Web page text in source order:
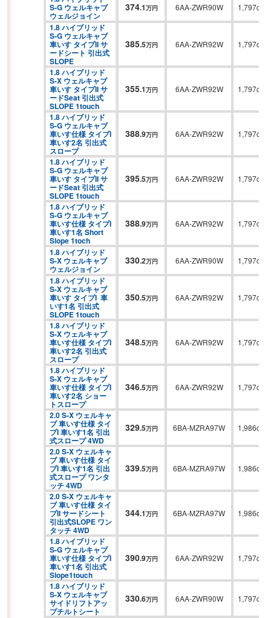
S-G ウェルキャブ
ウェルジョイン
374.1万円 6AA-ZWR90W 1,797cc
1.8 ハイブリッド
S-G ウェルキャブ
車いす タイプII サ
ードシート 引出式
SLOPE
385.5万円 6AA-ZWR92W 1,797cc
1.8 ハイブリッド
S-X ウェルキャブ
車いす タイプII サ
ードSeat 引出式
SLOPE 1touch
355.1万円 6AA-ZWR92W 1,797cc
1.8 ハイブリッド
S-G ウェルキャブ
車いす仕様 タイプI
車いす2名 引出式
スロープ
388.9万円 6AA-ZWR92W 1,797cc
1.8 ハイブリッド
S-G ウェルキャブ
車いす タイプII サ
ードSeat 引出式
SLOPE 1touch
395.5万円 6AA-ZWR92W 1,797cc
1.8 ハイブリッド
S-G ウェルキャブ
車いす仕様 タイプI
車いす1名 Short
Slope 1toch
388.9万円 6AA-ZWR92W 1,797cc
1.8 ハイブリッド
S-X ウェルキャブ
ウェルジョイン
330.2万円 6AA-ZWR90W 1,797cc
1.8 ハイブリッド
S-X ウェルキャブ
車いす タイプI  車
いす1名 引出式
SLOPE 1touch
350.5万円 6AA-ZWR92W 1,797cc
1.8 ハイブリッド
S-X ウェルキャブ
車いす仕様 タイプI
車いす2名 引出式
スロープ
348.5万円 6AA-ZWR92W 1,797cc
1.8 ハイブリッド
S-X ウェルキャブ
車いす仕様 タイプI
車いす2名 ショー
トスロープ
346.5万円 6AA-ZWR92W 1,797cc
2.0 S-X ウェルキャ
ブ 車いす仕様 タイ
プI 車いす1名 引出
式スロープ 4WD
329.5万円 6BA-MZRA97W 1,986cc
2.0 S-X ウェルキャ
ブ 車いす仕様 タイ
プI 車いす1名 引出
式スロープ ワンタ
ッチ 4WD
339.5万円 6BA-MZRA97W 1,986cc
2.0 S-X ウェルキャ
ブ 車いす仕様 タイ
プII サードシート
引出式SLOPE ワン
タッチ 4WD
344.1万円 6BA-MZRA97W 1,986cc
1.8 ハイブリッド
S-G ウェルキャブ
車いす仕様 タイプI
車いす1名 引出式
Slope1touch
390.9万円 6AA-ZWR92W 1,797cc
1.8 ハイブリッド
S-X ウェルキャブ
サイドリフトアッ
プチルトシート
330.6万円 6AA-ZWR90W 1,797cc